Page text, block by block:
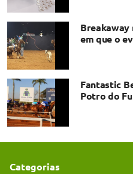
Breakaway
em que o
Fantastic
Potro do
Categorias